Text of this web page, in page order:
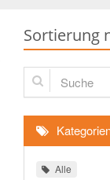
Sortierung
Suche
Alle